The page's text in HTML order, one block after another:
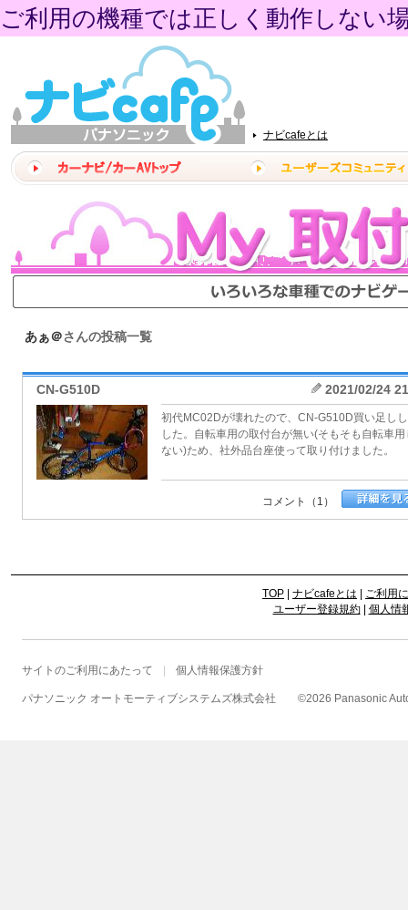
ご利用の機種では正しく動作しない
ナビcafeとは
あぁ＠ さんの投稿一覧
CN-G510D 2021/02/24
初代MC02Dが壊れたので、CN-G510D買い足し
した。自転車用の取付台が無い(そもそも自転車用
ない)ため、社外品台座使って取り付けました。
コメント（1）
TOP ナビcafeとは
ご利用
ユーザー登録規約| 個人情
サイトのご利用にあたって 個人情報保護方針
パナソニック オートモーティブシステムズ株式会社 ©2026 Panasonic